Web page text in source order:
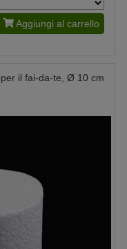
Aggiungi al carrello
il fai-da-te, Ø 10 cm